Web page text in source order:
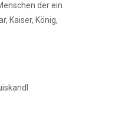
der ein
Kaiser, König,